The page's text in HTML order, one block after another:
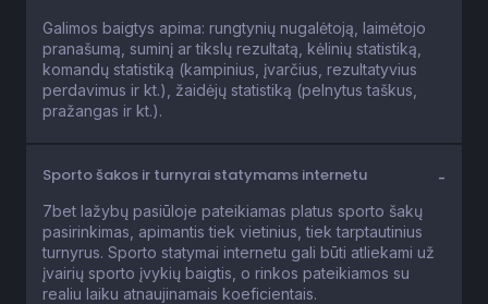
Galimos baigtys apima: rungtynių nugalėtoją, laimėtojo
pranašumą, suminį ar tikslų rezultatą, kėlinių statistiką,
komandų statistiką (kampinius, įvarčius, rezultatyvius
perdavimus ir kt.), žaidėjų statistiką (pelnytus taškus,
pražangas ir kt.).
Sporto šakos ir turnyrai statymams internetu
7bet lažybų pasiūloje pateikiamas platus sporto šakų
pasirinkimas, apimantis tiek vietinius, tiek tarptautinius
turnyrus. Sporto statymai internetu gali būti atliekami už
įvairių sporto įvykių baigtis, o rinkos pateikiamos su
realiu laiku atnaujinamais koeficientais.